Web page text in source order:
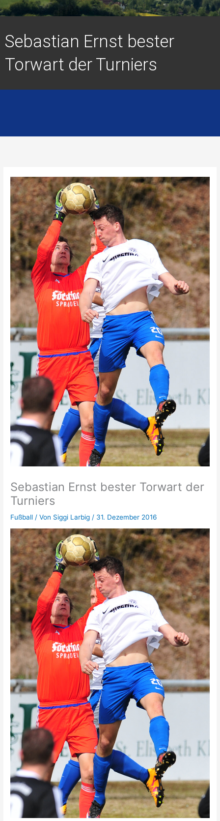
Sebastian Ernst bester
Torwart der Turniers
Sebastian Ernst bester Torwart der
Turniers
Fußball / Von Siggi Larbig / 31. Dezember 2016